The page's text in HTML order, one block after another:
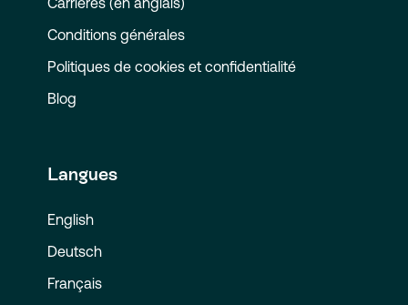
Conditions générales
Politiques de cookies et confidentialité
Blog
Langues
English
Deutsch
Français